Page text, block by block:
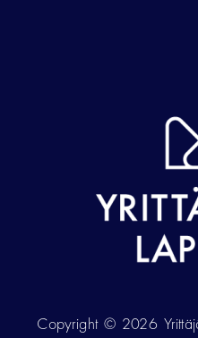
Copyright © 2026